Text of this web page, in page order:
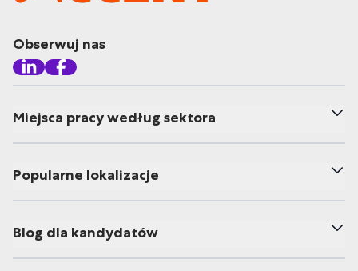
Obserwuj nas
Miejsca pracy według sektora
Popularne lokalizacje
Blog dla kandydatów